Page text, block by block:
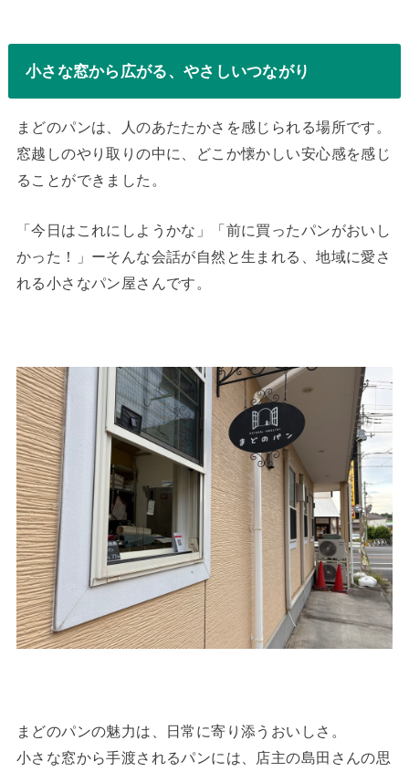
小さな窓から広がる、やさしいつながり
まどのパンは、人のあたたかさを感じられる場所です。
窓越しのやり取りの中に、どこか懐かしい安心感を感じ
ることができました。
「今日はこれにしようかな」「前に買ったパンがおいし
かった！」ーそんな会話が自然と生まれる、地域に愛さ
れる小さなパン屋さんです。
まどのパンの魅力は、日常に寄り添うおいしさ。
小さな窓から手渡されるパンには、店主の島田さんの思